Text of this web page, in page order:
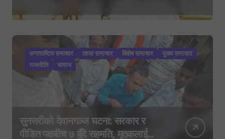
यात्राको घोषणा तयारी!
अन्तराष्टिय समाचार ताजा समाचार बिशेष समाचार
मुख्य समाचार
राजनीति
समाज
सुनसरीको देवानगञ्ज घटना: सरकार र
पीडित पक्षबीच ७ बुँदे सहमति, मृतकलाई